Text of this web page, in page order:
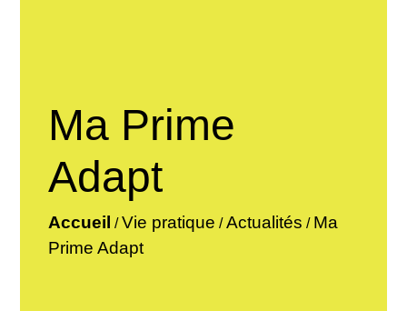
Ma Prime
Adapt
Accueil /Vie pratique /Actualités / Ma
Prime Adapt